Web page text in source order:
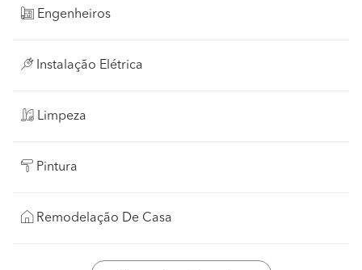
Engenheiros
Instalação Elétrica
Limpeza
Pintura
Remodelação De Casa